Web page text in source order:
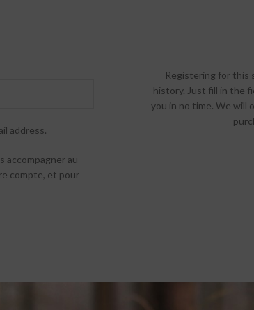
address.
accompagner au
compte, et pour
Registering for this
history. Just fill in the
you in no time. We will